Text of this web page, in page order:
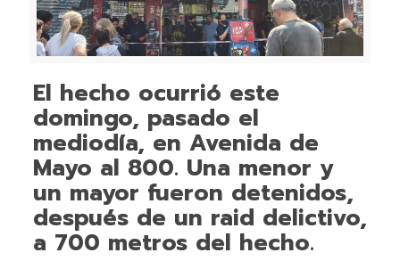
El hecho ocurrió este
domingo, pasado el
mediodía, en Avenida de
Mayo al 800. Una menor y
un mayor fueron detenidos,
después de un raid delictivo,
a 700 metros del hecho.